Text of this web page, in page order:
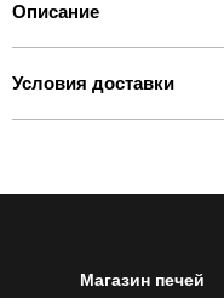
Описание
Условия доставки
Магазин печей